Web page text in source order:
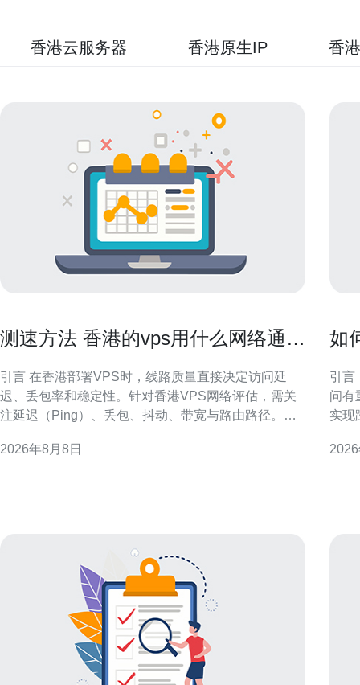
香港云服务器 香港原生IP 香
测速方法 香港的vps用什么网络通过
引言 在香港部署VPS时，线路质量直接决定访问延
迟、丢包率和稳定性。针对香港VPS网络评估，需关
注延迟（Ping）、丢包、抖动、带宽与路由路径。本
方法，帮助快速评估线路质量并制定选址与优化策
2026年8月8日
如
引言
问有
实现
提升访问